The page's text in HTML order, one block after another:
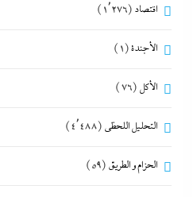
اقتصاد (1٬276)
الأجندة(1)
الأكل (76)
التحليل اللحظي (4٬488)
الحزام و الطريق (59)